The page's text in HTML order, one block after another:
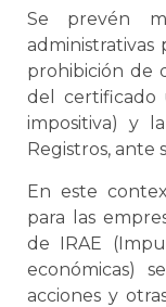
Se prevén
prohibición de
del certificado
impositiva) y
Registros,
En este
para las
de IRAE
económicas)
acciones y